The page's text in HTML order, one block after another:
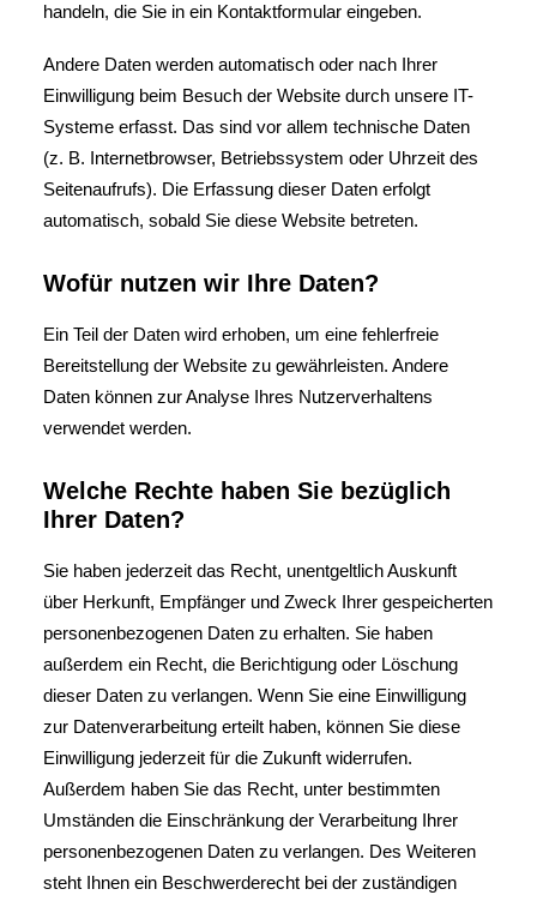
handeln, die Sie in ein Kontaktformular eingeben.
Andere Daten werden automatisch oder nach Ihrer
Einwilligung beim Besuch der Website durch unsere IT-
Systeme erfasst. Das sind vor allem technische Daten
(z. B. Internetbrowser, Betriebssystem oder Uhrzeit des
Seitenaufrufs). Die Erfassung dieser Daten erfolgt
automatisch, sobald Sie diese Website betreten.
Wofür nutzen wir Ihre Daten?
Ein Teil der Daten wird erhoben, um eine fehlerfreie
Bereitstellung der Website zu gewährleisten. Andere
Daten können zur Analyse Ihres Nutzerverhaltens
verwendet werden.
Welche Rechte haben Sie bezüglich
Ihrer Daten?
Sie haben jederzeit das Recht, unentgeltlich Auskunft
über Herkunft, Empfänger und Zweck Ihrer gespeicherten
personenbezogenen Daten zu erhalten. Sie haben
außerdem ein Recht, die Berichtigung oder Löschung
dieser Daten zu verlangen. Wenn Sie eine Einwilligung
zur Datenverarbeitung erteilt haben, können Sie diese
Einwilligung jederzeit für die Zukunft widerrufen.
Außerdem haben Sie das Recht, unter bestimmten
Umständen die Einschränkung der Verarbeitung Ihrer
personenbezogenen Daten zu verlangen. Des Weiteren
steht Ihnen ein Beschwerderecht bei der zuständigen